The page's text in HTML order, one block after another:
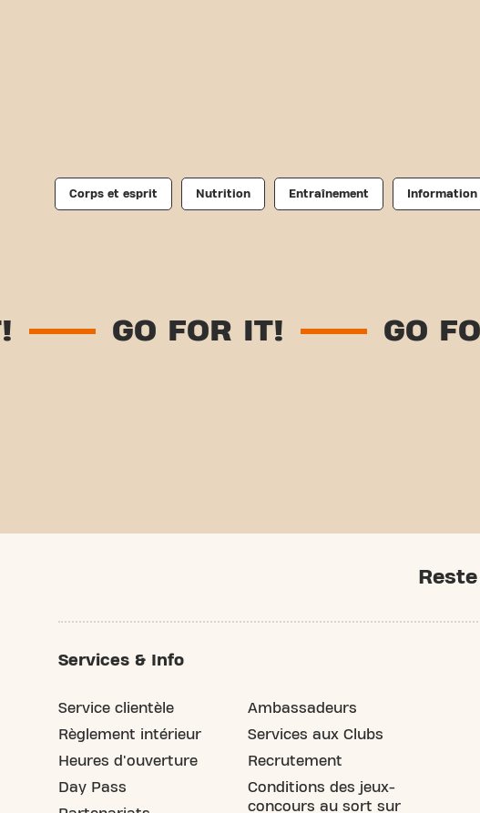
Corps et esprit Nutrition Entraînement Information
GO FOR IT! GO FOR
Services & Info
Service clientèle
Règlement intérieur
Heures d'ouverture
Day Pass
Ambassadeurs
Services aux Clubs
Recrutement
Conditions des jeux-
concours au sort sur